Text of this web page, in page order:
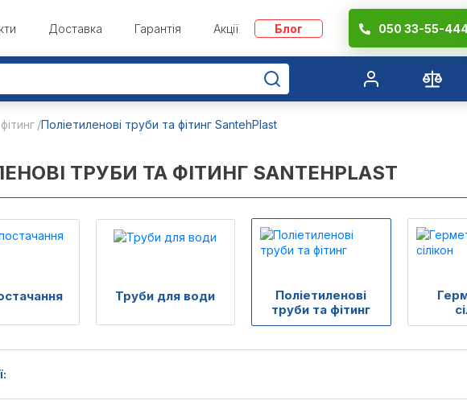
Доставка Гарантія Акції Блог 050 33-55-
Поліетиленові труби та фітинг SantehPlast
ТРУБИ ТА ФІТИНГ SANTEHPLAST
Труби для води
Поліетиленові
труби та фітинг